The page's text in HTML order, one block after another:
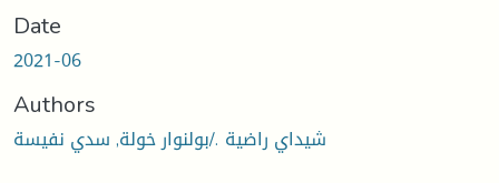
Date
2021-06
Authors
شيداي راضية ./بولنوار خولة, سدي نفيسة